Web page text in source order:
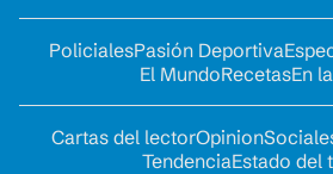
PolicialesPasión Deportiva
El MundoRecetasEn
Cartas del lectorOpinion
TendenciaEstado del